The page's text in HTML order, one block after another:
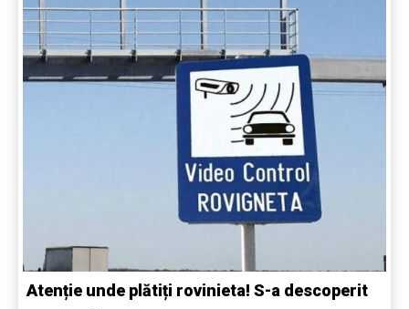
Atenție unde plătiți rovinieta! S-a descoperit